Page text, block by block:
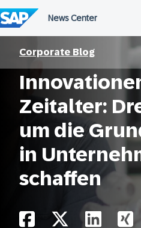
Corporate Blog
Zeitalter:
um die
in
schaffen